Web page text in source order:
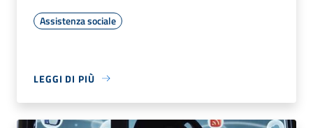
Assistenza sociale
LEGGI DI PIÙ